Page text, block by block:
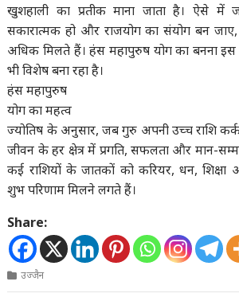
खुशहाली का प्रतीक माना जाता है। ऐसे में
सकारात्मक हो और राजयोग का संयोग बन
अधिक मिलते हैं। हंस महापुरुष योग का बनना इस
भी विशेष बना रहा है।
हंस महापुरुष
योग का महत्व
ज्योतिष के अनुसार, जब गुरु अपनी उच्च राशि
जीवन के हर क्षेत्र में प्रगति, सफलता और मान-
कई राशियों के जातकों को करियर, धन, शिक्षा
शुभ परिणाम मिलने लगते हैं।
Share:
उज्जैन